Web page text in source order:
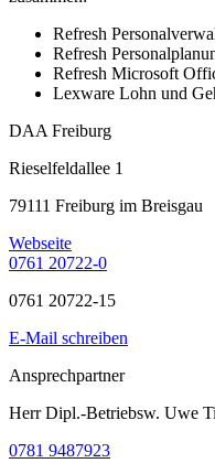
Refresh
Refresh
Refresh Microsoft
Lexware Lohn und
DAA Freiburg
Rieselfeldallee 1
79111 Freiburg im Breisgau
Webseite
0761 20722-0
0761 20722-15
E-Mail schreiben
Ansprechpartner
Herr Dipl.-Betriebsw. Uwe
0781 9487923